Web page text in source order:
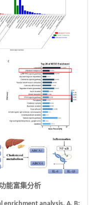
功能富集分析